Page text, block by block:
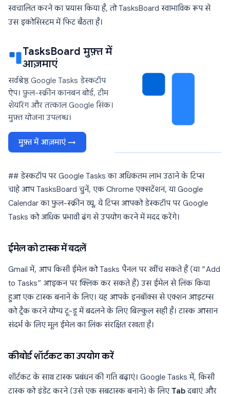
स्वचालित करने का प्रयास किया है, तो TasksBoard स्वाभाविक रूप से
उस इकोसिस्टम में फिट बैठता है।
TasksBoard मुफ़्त में
आज़माएं
सर्वश्रेष्ठ Google Tasks डेस्कटॉप
ऐप। फ़ुल-स्क्रीन कानबन बोर्ड, टीम
शेयरिंग और तत्काल Google सिंक।
मुफ़्त योजना उपलब्ध।
मुफ़्त में आज़माएं →
## डेस्कटॉप पर Google Tasks का अधिकतम लाभ उठाने के टिप्स
चाहे आप TasksBoard चुनें, एक Chrome एक्सटेंशन, या Google
Calendar का फुल-स्क्रीन व्यू, ये टिप्स आपको डेस्कटॉप पर Google
Tasks को अधिक प्रभावी ढंग से उपयोग करने में मदद करेंगे।
ईमेल को टास्क में बदलें
Gmail में, आप किसी ईमेल को Tasks पैनल पर खींच सकते हैं (या “Add
to Tasks” आइकन पर क्लिक कर सकते हैं) उस ईमेल से लिंक किया
हुआ एक टास्क बनाने के लिए। यह आपके इनबॉक्स से एक्शन आइटम्स
को ट्रैक करने योग्य टू-डू में बदलने के लिए बिल्कुल सही है। टास्क आसान
संदर्भ के लिए मूल ईमेल का लिंक संरक्षित रखता है।
कीबोर्ड शॉर्टकट का उपयोग करें
शॉर्टकट के साथ टास्क प्रबंधन की गति बढ़ाएं। Google Tasks में, किसी
टास्क को इंडेंट करने (उसे एक सबटास्क बनाने) के लिएTabदबाएं और